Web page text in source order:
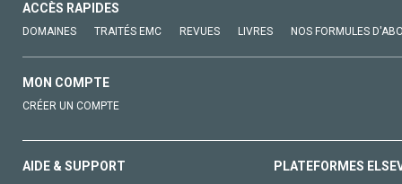
ACCÈS RAPIDES
DOMAINES TRAITÉS EMC REVUES LIVRES NOS FORMULES
MON COMPTE
CRÉER UN COMPTE
AIDE & SUPPORT PLATEFORMES